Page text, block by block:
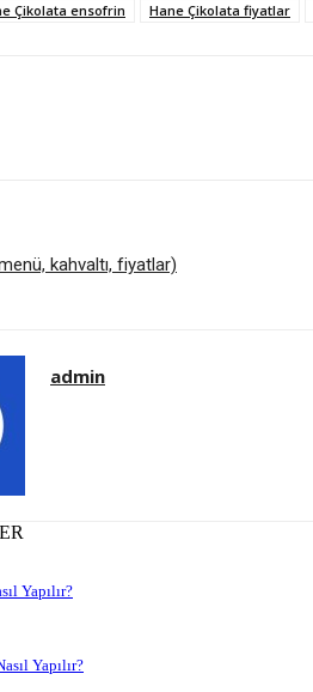
Çikolata ensofrin Hane Çikolata fiyatlar
kahvaltı, fiyatlar)
admin
Yapılır?
Yapılır?